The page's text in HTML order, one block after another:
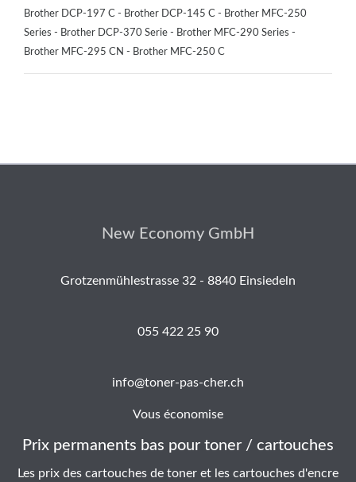
Brother DCP-197 C - Brother DCP-145 C - Brother MFC-250
Series - Brother DCP-370 Serie - Brother MFC-290 Series -
Brother MFC-295 CN - Brother MFC-250 C
New Economy GmbH
Grotzenmühlestrasse 32 - 8840 Einsiedeln
055 422 25 90
info@toner-pas-cher.ch
Vous économise
Prix permanents bas pour toner / cartouches
Les prix des cartouches de toner et les cartouches d'encre